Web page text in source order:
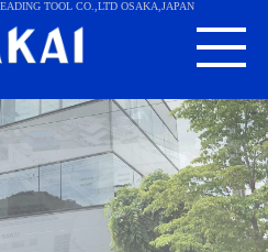
TOOL CO.,LTD OSAKA,JAPAN